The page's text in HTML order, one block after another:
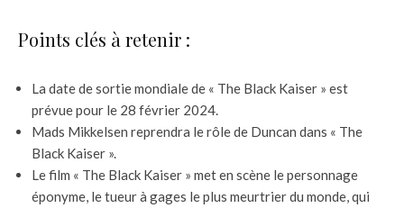
Points clés à retenir :
La date de sortie mondiale de « The Black Kaiser » est
prévue pour le 28 février 2024.
Mads Mikkelsen reprendra le rôle de Duncan dans « The
Black Kaiser ».
Le film « The Black Kaiser » met en scène le personnage
éponyme, le tueur à gages le plus meurtrier du monde, qui